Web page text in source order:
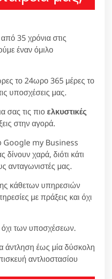
35 χρόνια στις
έναν όμιλο
το 24ωρο 365 μέρες το
υποσχέσεις μας.
σας τις πιοελκυστικές
στην αγορά.
Google my Business
χαρά, διότι κάτι
ανταγωνιστές μας.
κάθετων υπηρεσιών
με πράξεις και όχι
όχι των υποσχέσεων.
άντληση έως μία δύσκολη
αντλιοστασίου